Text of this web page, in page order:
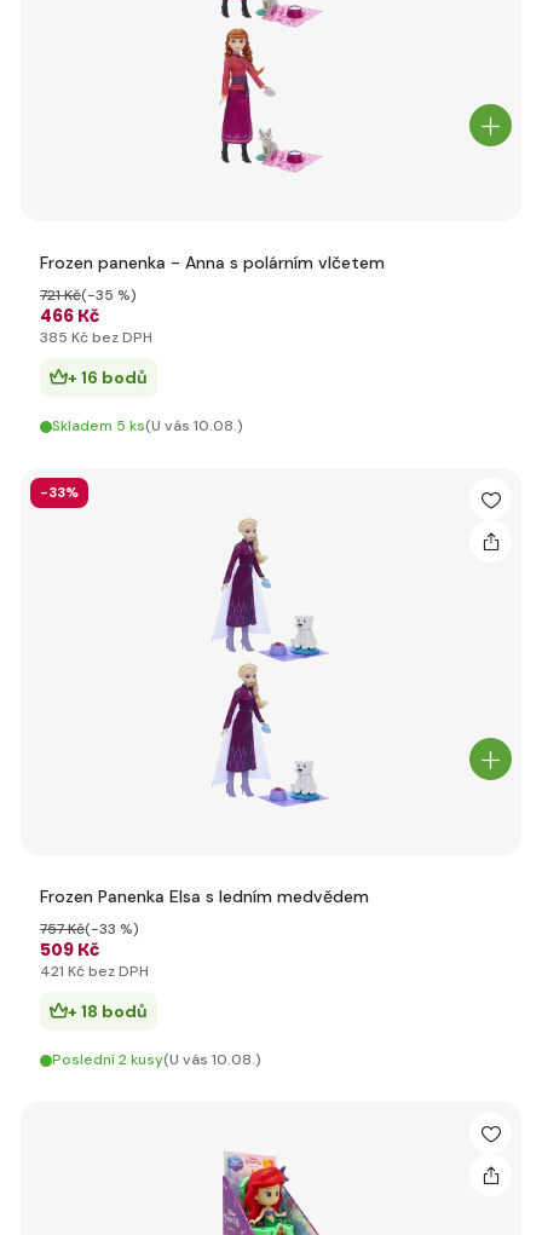
Frozen panenka - Anna s polárním vlčetem
466 Kč
721 Kč(-35 %)
385 Kč bez DPH
+ 16 bodů
Skladem 5 ks(U vás 10.08.)
-33%
Frozen Panenka Elsa s ledním medvědem
509 Kč
757 Kč(-33 %)
421 Kč bez DPH
+ 18 bodů
Poslední 2 kusy(U vás 10.08.)